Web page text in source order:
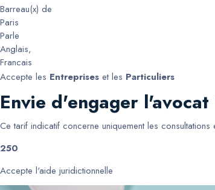
Barreau(x) de
Paris
Parle
Anglais,
Francais
Accepte les Entreprises et les Particuliers
Envie d'engager l'avocat
Ce tarif indicatif concerne uniquement les
250
Accepte l'aide juridictionnelle